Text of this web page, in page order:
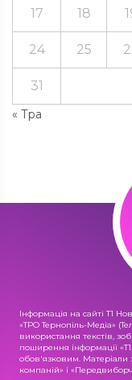
« Тра
17 18
24 25
31
Інформація на сайті Т1
«ТРО Тернопіль-Медіа»
використання текстів,
поширення інформації
обов'язковим. Матеріали
компаній» і